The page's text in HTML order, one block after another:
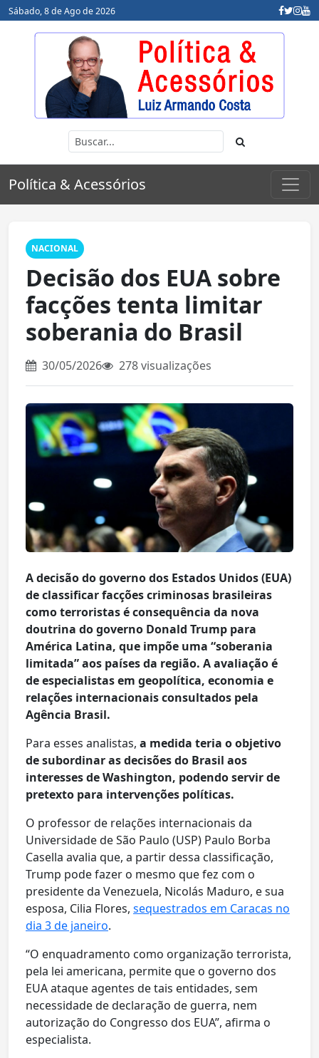
Sábado, 8 de Ago de 2026
Política & Acessórios
NACIONAL
Decisão dos EUA sobre
facções tenta limitar
soberania do Brasil
30/05/2026 278 visualizações
A decisão do governo dos Estados Unidos (EUA)
de classificar facções criminosas brasileiras
como terroristas é consequência da nova
doutrina do governo Donald Trump para
América Latina, que impõe uma “soberania
limitada” aos países da região. A avaliação é
de especialistas em geopolítica, economia e
relações internacionais consultados pela
Agência Brasil.
Para esses analistas, a medida teria o objetivo
de subordinar as decisões do Brasil aos
interesses de Washington, podendo servir de
pretexto para intervenções políticas.
O professor de relações internacionais da
Universidade de São Paulo (USP) Paulo Borba
Casella avalia que, a partir dessa classificação,
Trump pode fazer o mesmo que fez com o
presidente da Venezuela, Nicolás Maduro, e sua
esposa, Cilia Flores, sequestrados em Caracas no
dia 3 de janeiro.
“O enquadramento como organização terrorista,
pela lei americana, permite que o governo dos
EUA ataque agentes de tais entidades, sem
necessidade de declaração de guerra, nem
autorização do Congresso dos EUA”, afirma o
especialista.